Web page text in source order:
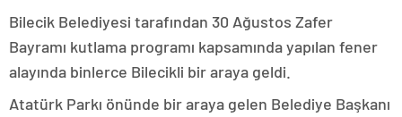
Bilecik Belediyesi tarafından 30 Ağustos Zafer
Bayramı kutlama programı kapsamında yapılan fener
alayında binlerce Bilecikli bir araya geldi.
Atatürk Parkı önünde bir araya gelen Belediye Başkanı